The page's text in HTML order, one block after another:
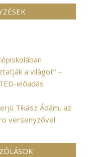
a világot” –
előadás
Tikász Ádám, az
versenyzővel